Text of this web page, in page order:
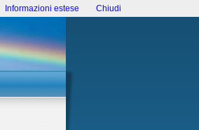
Informazioni estese Chiudi